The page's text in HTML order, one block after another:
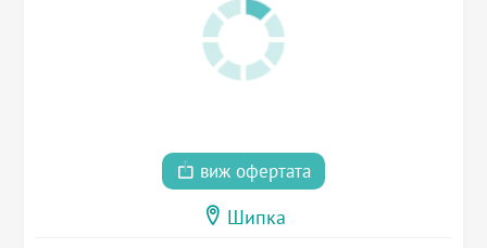
виж офертата
Шипка